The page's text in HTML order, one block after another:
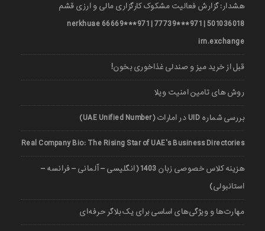
هشدار: گزارش فعالیت مشکوک کارگزاری مالی و ارزی قشم
501036018 | 971***77739 | 971***66669 nerkhuae
irn.exchange
قبل از خرید میز و صندلی غذاخوری بخون!
روش های تامین امنیت ویلا
بررسی شماره UID در امارات (UAE Unified Number)
Real Company Bio: The Rising Star of UAE’s Business Directories
هزینه کلاس خصوصی زبان 1403 (انگلیسی – آلمانی – فرانسه –
استانبولی)
مهارت‌ها و ویژگی‌های اساسی برای یک بلاگر حرفه‌ای